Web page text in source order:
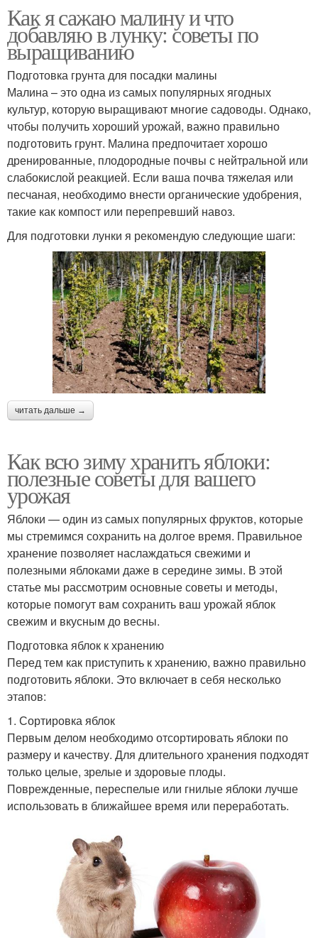
Как я сажаю малину и что
добавляю в лунку: советы по
выращиванию
Подготовка грунта для посадки малины
Малина – это одна из самых популярных ягодных
культур, которую выращивают многие садоводы. Однако,
чтобы получить хороший урожай, важно правильно
подготовить грунт. Малина предпочитает хорошо
дренированные, плодородные почвы с нейтральной или
слабокислой реакцией. Если ваша почва тяжелая или
песчаная, необходимо внести органические удобрения,
такие как компост или перепревший навоз.
Для подготовки лунки я рекомендую следующие шаги:
читать дальше →
Как всю зиму хранить яблоки:
полезные советы для вашего
урожая
Яблоки — один из самых популярных фруктов, которые
мы стремимся сохранить на долгое время. Правильное
хранение позволяет наслаждаться свежими и
полезными яблоками даже в середине зимы. В этой
статье мы рассмотрим основные советы и методы,
которые помогут вам сохранить ваш урожай яблок
свежим и вкусным до весны.
Подготовка яблок к хранению
Перед тем как приступить к хранению, важно правильно
подготовить яблоки. Это включает в себя несколько
этапов:
1. Сортировка яблок
Первым делом необходимо отсортировать яблоки по
размеру и качеству. Для длительного хранения подходят
только целые, зрелые и здоровые плоды.
Поврежденные, переспелые или гнилые яблоки лучше
использовать в ближайшее время или переработать.